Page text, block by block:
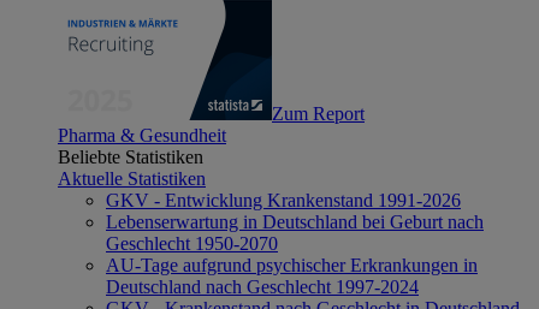
Zum Report
Pharma & Gesundheit
Beliebte Statistiken
Aktuelle Statistiken
GKV - Entwicklung Krankenstand 1991-2026
Lebenserwartung in Deutschland bei Geburt nach
Geschlecht 1950-2070
AU-Tage aufgrund psychischer Erkrankungen in
Deutschland nach Geschlecht 1997-2024